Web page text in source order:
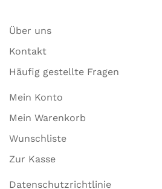
Über uns
Kontakt
Häufig gestellte Fragen
Mein Konto
Mein Warenkorb
Wunschliste
Zur Kasse
Datenschutzrichtlinie